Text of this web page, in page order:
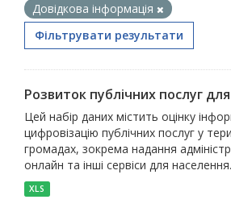
Довідкова інформація
Фільтрувати результати
Розвиток публічних послуг
Цей набір даних містить оцінку
цифровізацію публічних послуг у
громадах, зокрема надання
онлайн та інші сервіси для населення.
XLS